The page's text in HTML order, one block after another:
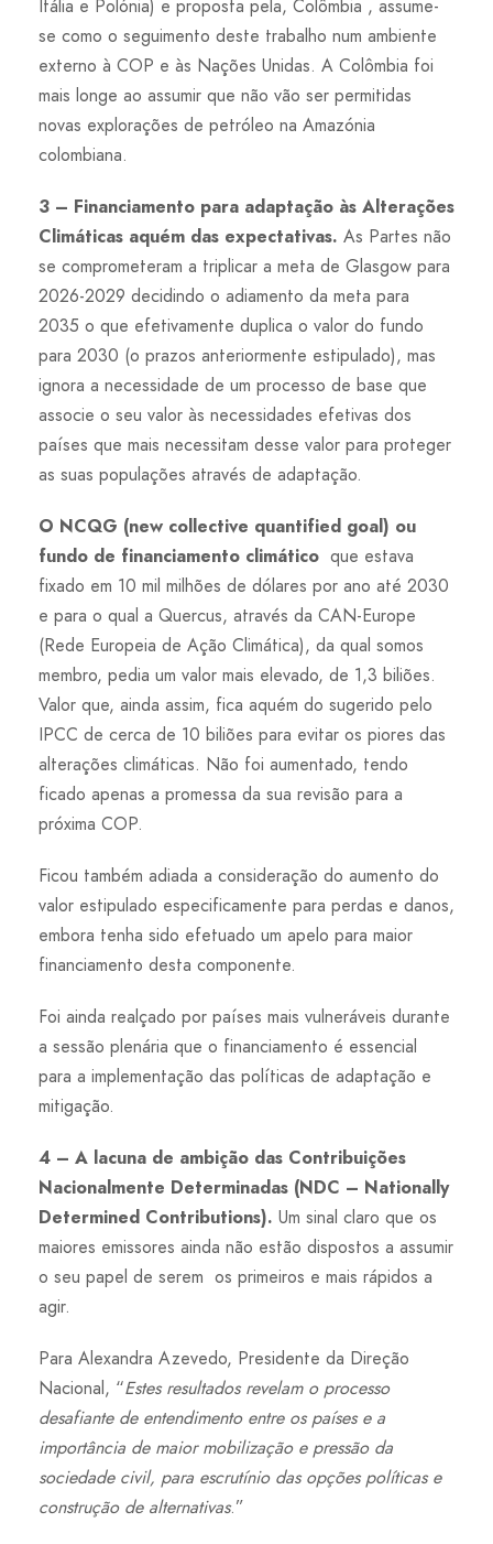
Itália e Polónia) e proposta pela, Colômbia , assume-
se como o seguimento deste trabalho num ambiente
externo à COP e às Nações Unidas. A Colômbia foi
mais longe ao assumir que não vão ser permitidas
novas explorações de petróleo na Amazónia
colombiana.
3 – Financiamento para adaptação às Alterações
Climáticas aquém das expectativas. As Partes não
se comprometeram a triplicar a meta de Glasgow para
2026-2029 decidindo o adiamento da meta para
2035 o que efetivamente duplica o valor do fundo
para 2030 (o prazos anteriormente estipulado), mas
ignora a necessidade de um processo de base que
associe o seu valor às necessidades efetivas dos
países que mais necessitam desse valor para proteger
as suas populações através de adaptação.
O NCQG (new collective quantified goal) ou
fundo de financiamento climático que estava
fixado em 10 mil milhões de dólares por ano até 2030
e para o qual a Quercus, através da CAN-Europe
(Rede Europeia de Ação Climática), da qual somos
membro, pedia um valor mais elevado, de 1,3 biliões.
Valor que, ainda assim, fica aquém do sugerido pelo
IPCC de cerca de 10 biliões para evitar os piores das
alterações climáticas. Não foi aumentado, tendo
ficado apenas a promessa da sua revisão para a
próxima COP.
Ficou também adiada a consideração do aumento do
valor estipulado especificamente para perdas e danos,
embora tenha sido efetuado um apelo para maior
financiamento desta componente.
Foi ainda realçado por países mais vulneráveis durante
a sessão plenária que o financiamento é essencial
para a implementação das políticas de adaptação e
mitigação.
4 – A lacuna de ambição das Contribuições
Nacionalmente Determinadas (NDC – Nationally
Determined Contributions). Um sinal claro que os
maiores emissores ainda não estão dispostos a assumir
o seu papel de serem os primeiros e mais rápidos a
agir.
Para Alexandra Azevedo, Presidente da Direção
Nacional, “Estes resultados revelam o processo
desafiante de entendimento entre os países e a
importância de maior mobilização e pressão da
sociedade civil, para escrutínio das opções políticas e
construção de alternativas.”